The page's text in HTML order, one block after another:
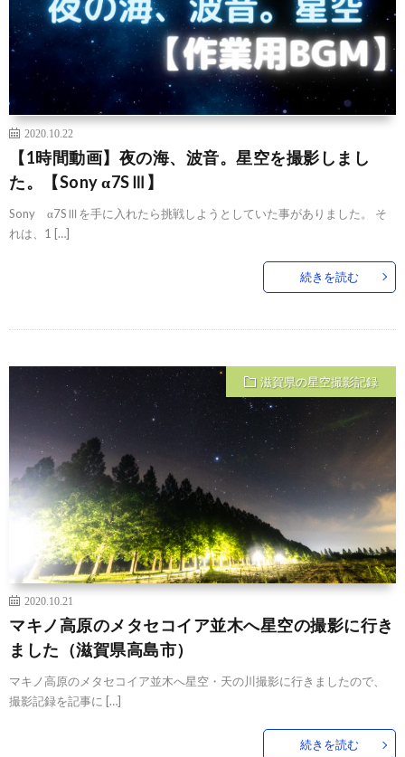
2020.10.22
【1時間動画】夜の海、波音。星空を撮影しまし
た。【Sony α7SⅢ】
Sony α7SⅢを手に入れたら挑戦しようとしていた事がありました。 そ
れは、1 […]
続きを読む
滋賀県の星空撮影記録
2020.10.21
マキノ高原のメタセコイア並木へ星空の撮影に行き
ました（滋賀県高島市）
マキノ高原のメタセコイア並木へ星空・天の川撮影に行きましたので、
撮影記録を記事に […]
続きを読む